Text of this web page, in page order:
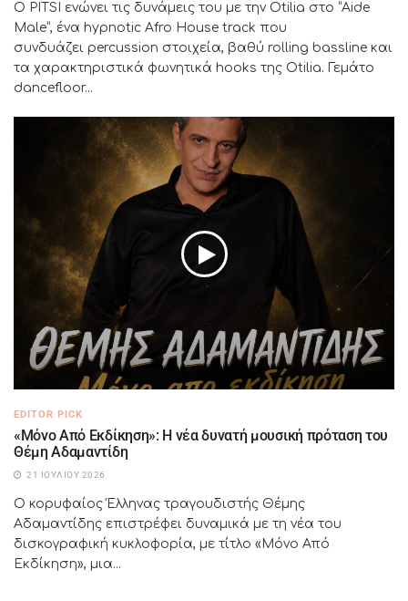
Ο PITSI ενώνει τις δυνάμεις του με την Otilia στο “Aide
Male”, ένα hypnotic Afro House track που
συνδυάζει percussion στοιχεία, βαθύ rolling bassline και
τα χαρακτηριστικά φωνητικά hooks της Otilia. Γεμάτο
dancefloor...
EDITOR PICK
«Μόνο Από Εκδίκηση»: Η νέα δυνατή μουσική πρόταση του
Θέμη Αδαμαντίδη
21 ΙΟΥΛΊΟΥ 2026
Ο κορυφαίος Έλληνας τραγουδιστής Θέμης
Αδαμαντίδης επιστρέφει δυναμικά με τη νέα του
δισκογραφική κυκλοφορία, με τίτλο «Μόνο Από
Εκδίκηση», μια...